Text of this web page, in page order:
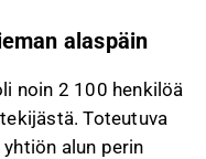
on
Anna siihen
.
alaspäin
noin 2 100 henkilöä
Toteutuva
alun perin